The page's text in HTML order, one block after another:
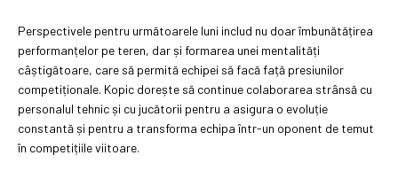
Perspectivele pentru următoarele luni includ nu doar îmbunătățirea
performanțelor pe teren, dar și formarea unei mentalități
câștigătoare, care să permită echipei să facă față presiunilor
competiționale. Kopic dorește să continue colaborarea strânsă cu
personalul tehnic și cu jucătorii pentru a asigura o evoluție
constantă și pentru a transforma echipa într-un oponent de temut
în competițiile viitoare.